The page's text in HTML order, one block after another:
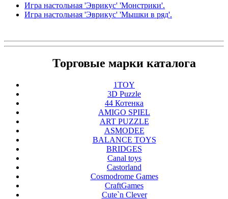
Игра настольная 'Эврикус' 'Монстрики'.
Игра настольная 'Эврикус' 'Мышки в ряд'.
Торговые марки каталога
1TOY
3D Puzzle
44 Котенка
AMIGO SPIEL
ART PUZZLE
ASMODEE
BALANCE TOYS
BRIDGES
Canal toys
Castorland
Cosmodrome Games
CraftGames
Cute`n Clever